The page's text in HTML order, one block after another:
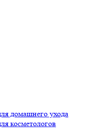
домашнего ухода
косметологов